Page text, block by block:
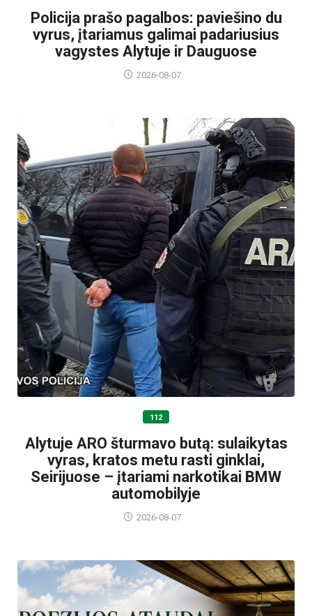
Policija prašo pagalbos: paviešino du
vyrus, įtariamus galimai padariusius
vagystes Alytuje ir Dauguose
2026-08-07
112
Alytuje ARO šturmavo butą: sulaikytas
vyras, kratos metu rasti ginklai,
Seirijuose – įtariami narkotikai BMW
automobilyje
2026-08-07